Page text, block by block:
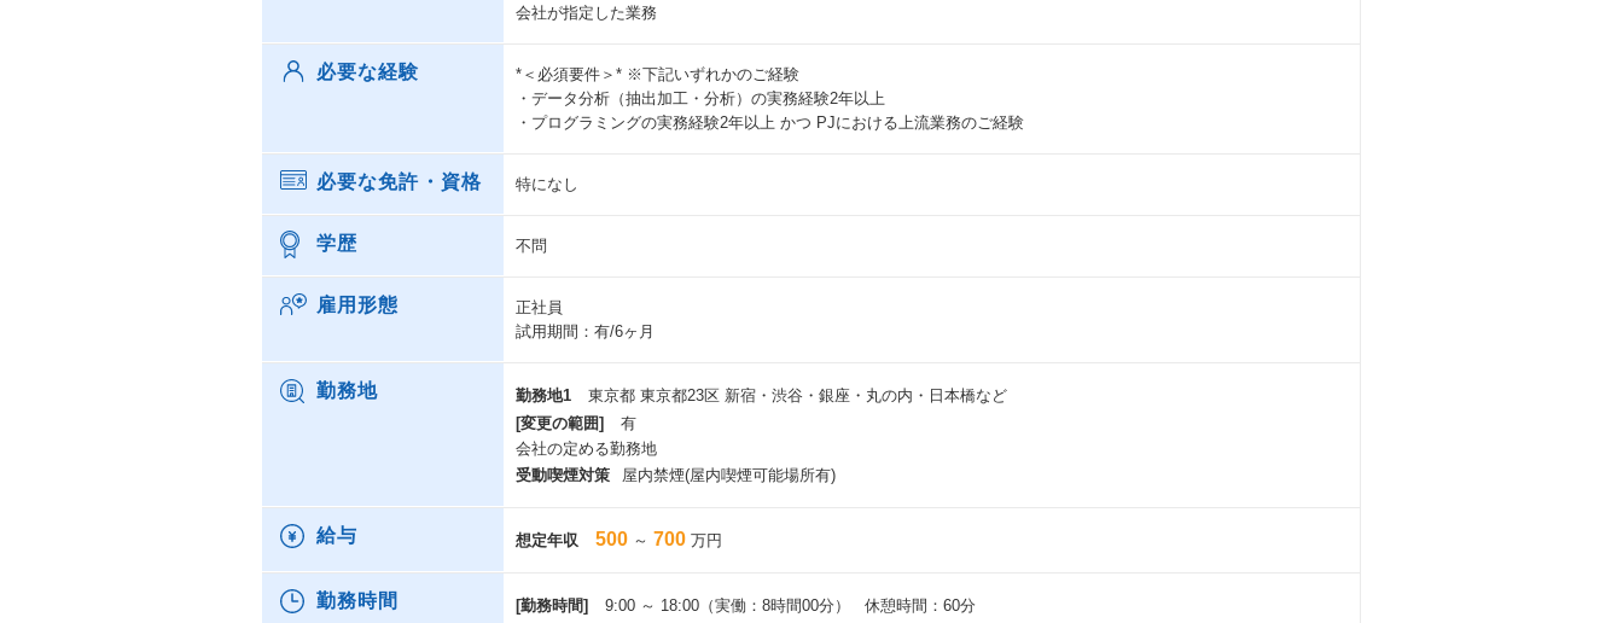
会社が指定した業務
必要な経験
*＜必須要件＞* ※下記いずれかのご経験
・データ分析（抽出加工・分析）の実務経験2年以上
・プログラミングの実務経験2年以上 かつ PJにおける上流業務のご経験
必要な免許・資格 特になし
学歴 不問
雇用形態
正社員
試用期間：有/6ヶ月
勤務地 勤務地1
東京都 東京都23区 新宿・渋谷・銀座・丸の内・日本橋など
[変更の範囲]
有
会社の定める勤務地
受動喫煙対策
屋内禁煙(屋内喫煙可能場所有)
給与 想定年収 500 ～ 700 万円
勤務時間 [勤務時間]
9:00 ～ 18:00（実働：8時間00分） 休憩時間：60分